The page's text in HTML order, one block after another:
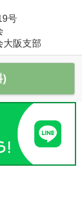
号
大阪支部
)